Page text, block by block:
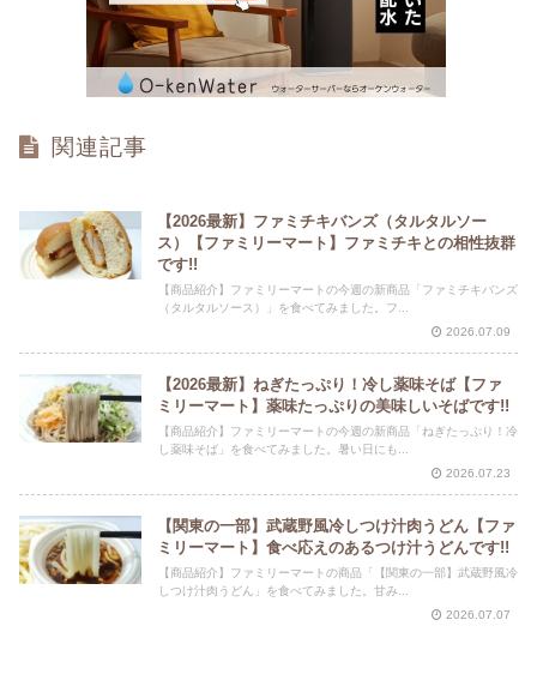
関連記事
【2026最新】ファミチキバンズ（タルタルソー
ス）【ファミリーマート】ファミチキとの相性抜群
です!!
【商品紹介】ファミリーマートの今週の新商品「ファミチキバンズ
（タルタルソース）」を食べてみました。フ...
2026.07.09
【2026最新】ねぎたっぷり！冷し薬味そば【ファ
ミリーマート】薬味たっぷりの美味しいそばです!!
【商品紹介】ファミリーマートの今週の新商品「ねぎたっぷり！冷
し薬味そば」を食べてみました。暑い日にも...
2026.07.23
【関東の一部】武蔵野風冷しつけ汁肉うどん【ファ
ミリーマート】食べ応えのあるつけ汁うどんです!!
【商品紹介】ファミリーマートの商品「【関東の一部】武蔵野風冷
しつけ汁肉うどん」を食べてみました。甘み...
2026.07.07